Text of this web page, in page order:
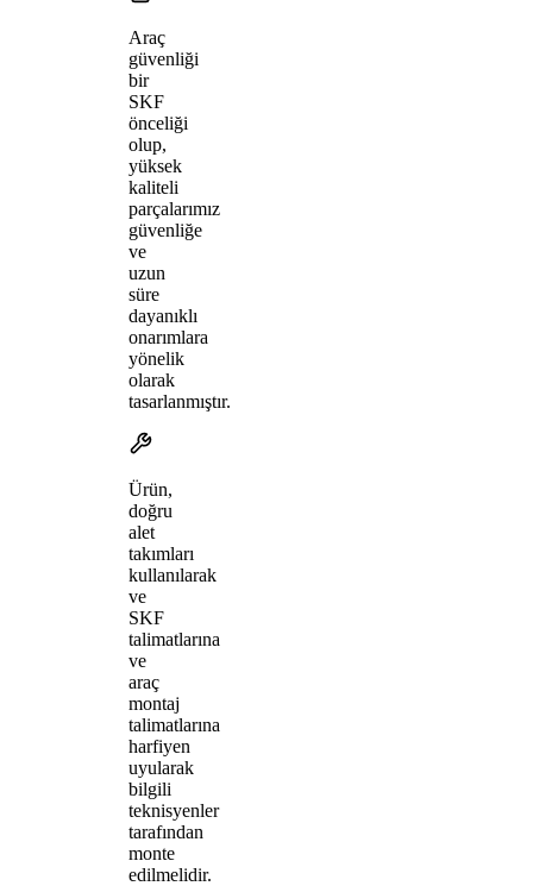
Araç
güvenliği
bir
SKF
önceliği
olup,
yüksek
kaliteli
parçalarımız
güvenliğe
ve
uzun
süre
dayanıklı
onarımlara
yönelik
olarak
tasarlanmıştır.
Ürün,
doğru
alet
takımları
kullanılarak
ve
SKF
talimatlarına
ve
araç
montaj
talimatlarına
harfiyen
uyularak
bilgili
teknisyenler
tarafından
monte
edilmelidir.